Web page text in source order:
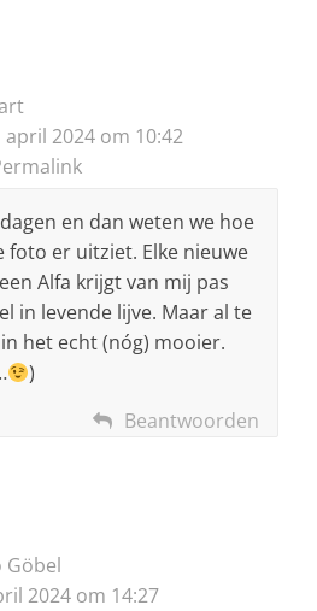
april 2024 om 10:42
en dan weten we hoe
foto er uitziet. Elke nieuwe
Alfa krijgt van mij pas
in levende lijve. Maar al te
het echt (nóg) mooier.
)
Beantwoorden
Göbel
2024 om 14:27